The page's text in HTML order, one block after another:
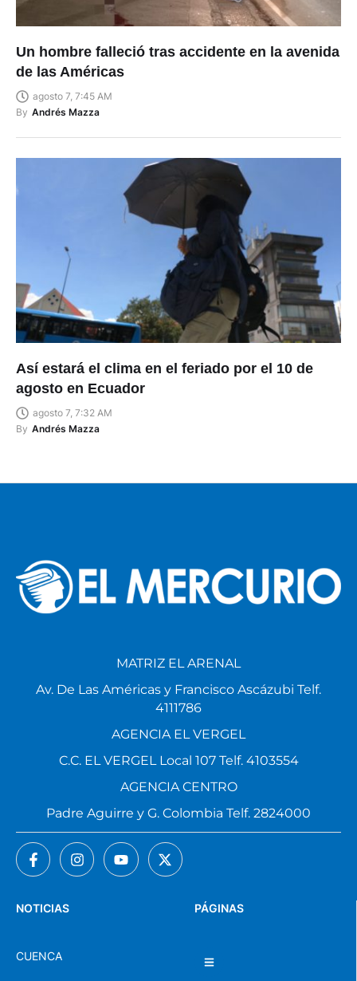
Un hombre falleció tras accidente en la avenida
de las Américas
agosto 7, 7:45 AM
By Andrés Mazza
Así estará el clima en el feriado por el 10 de
agosto en Ecuador
agosto 7, 7:32 AM
By Andrés Mazza
PÁGINAS
NOTICIAS
CUENCA
MATRIZ EL ARENAL
Av. De Las Américas y Francisco Ascázubi Telf.
4111786
AGENCIA EL VERGEL
C.C. EL VERGEL Local 107 Telf. 4103554
AGENCIA CENTRO
Padre Aguirre y G. Colombia Telf. 2824000